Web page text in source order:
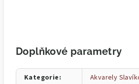
Doplňkové parametry
Kategorie:
Akvarely